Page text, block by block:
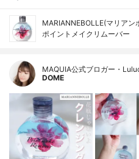
MARIANNEBOLLE(マリアン
ポイントメイクリムーバー
MAQUIA公式ブロガー・
DOME